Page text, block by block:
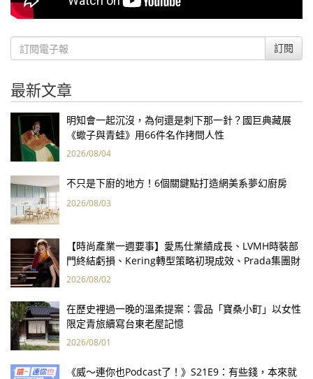
訂閱
最新文章
明知會一起沉沒，為何還是刺下那一針？國巨典藏展
《蠍子與青蛙》用66件名作拷問人性
2026/08/04
不只是下廚的地方！6個關鍵點打造網美系夢幻廚房
2026/08/03
【時尚產業一週要事】愛馬仕業績成長、LVMH時裝部
門終結虧損、Kering轉型策略初現成效、Prada集團財
報亮眼
2026/08/02
在歷史裡過一晚的溫柔提案：雲品「寶桑小町」以女性
限定青旅續寫台東老屋記憶
2026/08/01
《威～連你也Podcast了！》S21E9：有些錢，本來就